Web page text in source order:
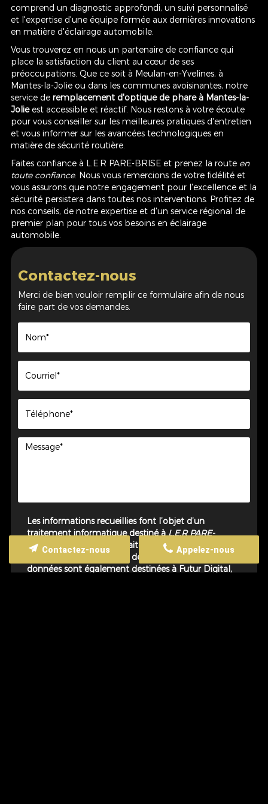
comprend un diagnostic approfondi, un suivi personnalisé
et l'expertise d'une équipe formée aux dernières innovations
en matière d'éclairage automobile.
Vous trouverez en nous un partenaire de confiance qui
place la satisfaction du client au cœur de ses
préoccupations. Que ce soit à Meulan-en-Yvelines, à
Mantes-la-Jolie ou dans les communes avoisinantes, notre
service de remplacement d'optique de phare à Mantes-la-
Jolieest accessible et réactif. Nous restons à votre écoute
pour vous conseiller sur les meilleures pratiques d'entretien
et vous informer sur les avancées technologiques en
matière de sécurité routière.
Faites confiance à L.E.R PARE-BRISE et prenez la route en
toute confiance. Nous vous remercions de votre fidélité et
vous assurons que notre engagement pour l'excellence et la
sécurité persistera dans toutes nos interventions. Profitez de
nos conseils, de notre expertise et d'un service régional de
premier plan pour tous vos besoins en éclairage
automobile.
Contactez-nous
Merci de bien vouloir remplir ce formulaire afin de nous
faire part de vos demandes.
Les informations recueillies font l’objet d’un
traitement informatique destiné à L.E.R PARE-
BRISE
, responsable du traitement, afin de donner
suite à votre demande et de vous recontacter. Les
données sont également destinées à Futur Digital,
Appelez-nous
Contactez-nous